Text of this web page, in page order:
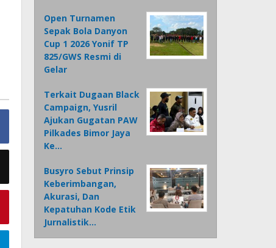
Open Turnamen
Sepak Bola Danyon
Cup 1 2026 Yonif TP
825/GWS Resmi di
Gelar
Terkait Dugaan Black
Campaign, Yusril
Ajukan Gugatan PAW
Pilkades Bimor Jaya
Ke…
Busyro Sebut Prinsip
Keberimbangan,
Akurasi, Dan
Kepatuhan Kode Etik
Jurnalistik…